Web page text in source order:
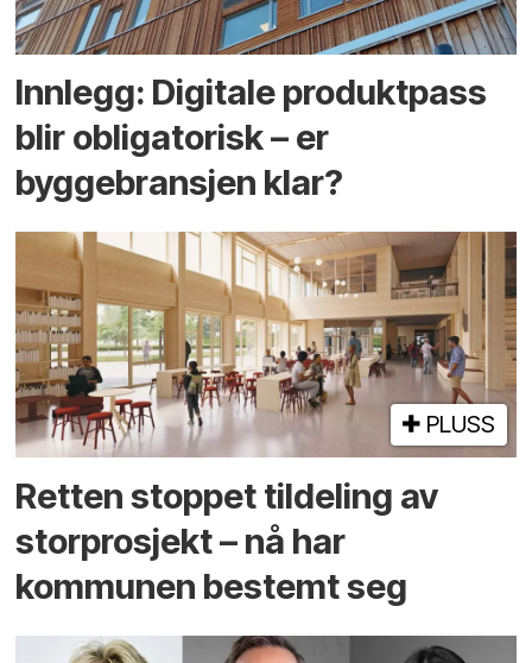
Innlegg: Digitale produktpass
blir obligatorisk – er
byggebransjen klar?
PLUSS
Retten stoppet tildeling av
storprosjekt – nå har
kommunen bestemt seg